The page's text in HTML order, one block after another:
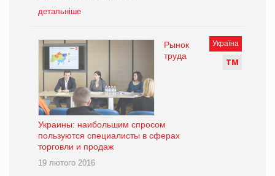
детальніше
Україна
ТМ
Рынок
труда
Украины: наибольшим спросом
пользуются специалисты в сферах
торговли и продаж
19 лютого 2016